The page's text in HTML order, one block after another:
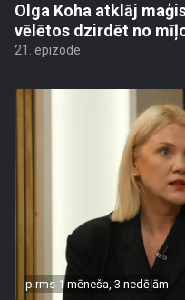
Olga Koha atklāj
vēlētos dzirdēt no
21. epizode
pirms 1 mēneša, 3 nedēļām